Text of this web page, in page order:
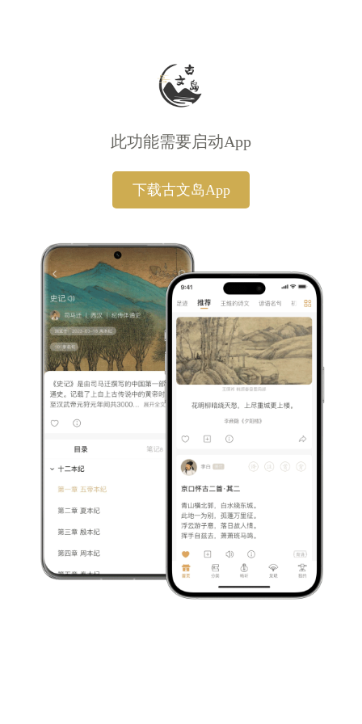
此功能需要启动App
下载古文岛App